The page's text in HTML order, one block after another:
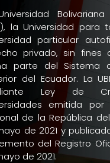
la Universidad para
particular
privado, sin fines
parte del Sistema
del Ecuador. La
Ley de
emitida por
de la República
de 2021 y
del Registro
de 2021.